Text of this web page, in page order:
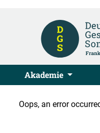
Akademie
Oops, an error